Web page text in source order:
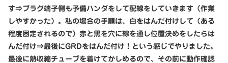
す⇒プラグ端子側も予備ハンダをして配線をしていきます（作業
しやすかった）。私の場合の手順は、白をはんだ付けして（ある
程度固定されるので）赤と黒を穴に線を通し位置決めをしたらは
んだ付け⇒最後にGRDをはんだ付け！という感じでやりました。
最後に熱収縮チューブを着けてかしめるので、その前に動作確認